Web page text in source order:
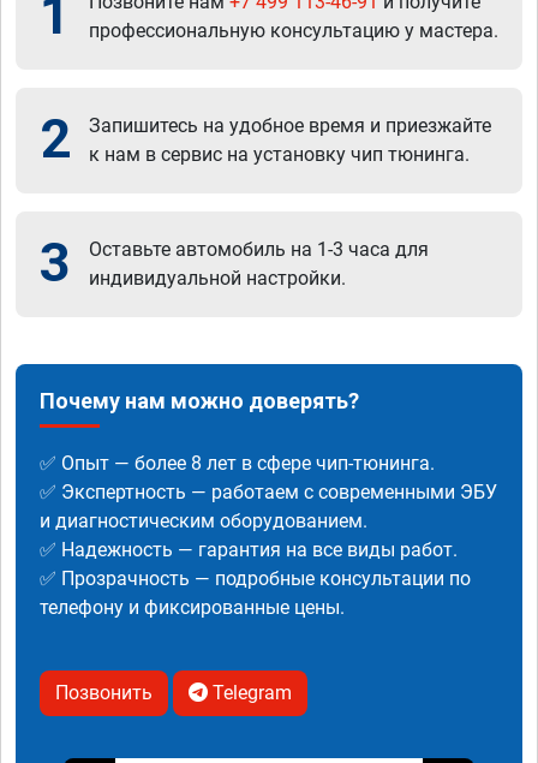
1
профессиональную консультацию у мастера.
2
Запишитесь на удобное время и приезжайте
к нам в сервис на установку чип тюнинга.
3
Оставьте автомобиль на 1-3 часа для
индивидуальной настройки.
Почему нам можно доверять?
✅ Опыт — более 8 лет в сфере чип-тюнинга.
✅ Экспертность — работаем с современными ЭБУ
и диагностическим оборудованием.
✅ Надежность — гарантия на все виды работ.
✅ Прозрачность — подробные консультации по
телефону и фиксированные цены.
Позвонить Telegram